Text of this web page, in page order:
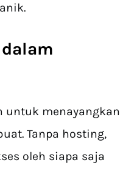
untuk menayangkan
Tanpa hosting,
oleh siapa saja